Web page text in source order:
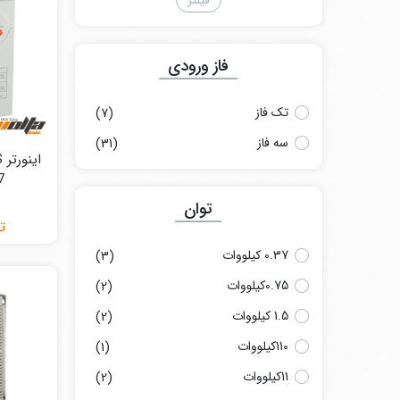
فاز ورودی
تک فاز
(7)
سه فاز
(31)
توان
0.37 کیلووات
(3)
0.75کیلووات
(2)
1.5 کیلووات
(2)
110کیلووات
(1)
11کیلووات
(2)